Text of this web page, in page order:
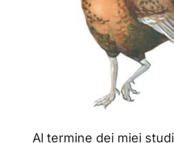
Al termine dei miei